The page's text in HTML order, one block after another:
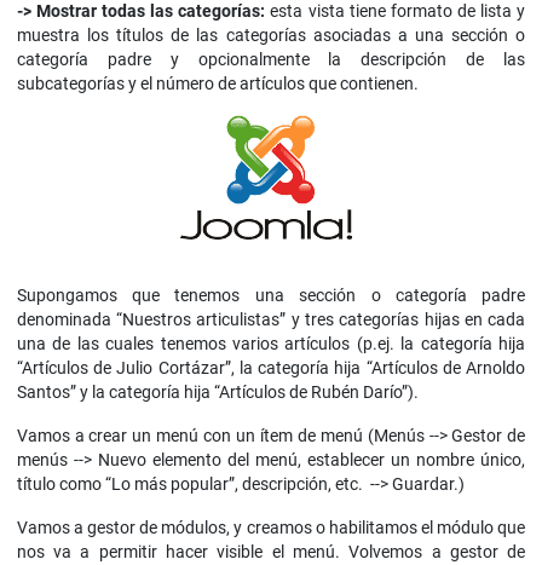
-> Mostrar todas las categorías: esta vista tiene formato de lista y
muestra los títulos de las categorías asociadas a una sección o
categoría padre y opcionalmente la descripción de las
subcategorías y el número de artículos que contienen.
Supongamos que tenemos una sección o categoría padre
denominada “Nuestros articulistas” y tres categorías hijas en cada
una de las cuales tenemos varios artículos (p.ej. la categoría hija
“Artículos de Julio Cortázar”, la categoría hija “Artículos de Arnoldo
Santos” y la categoría hija “Artículos de Rubén Darío”).
Vamos a crear un menú con un ítem de menú (Menús --> Gestor de
menús --> Nuevo elemento del menú, establecer un nombre único,
título como “Lo más popular”, descripción, etc. --> Guardar.)
Vamos a gestor de módulos, y creamos o habilitamos el módulo que
nos va a permitir hacer visible el menú. Volvemos a gestor de